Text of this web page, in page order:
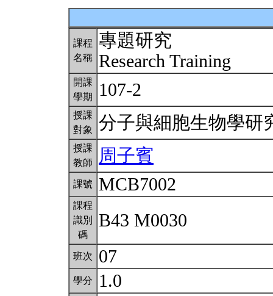
課程
名稱
專題研究
Research Training
開課
學期
107-2
授課
對象
分子與細胞生物學
授課
教師
周子賓
課號 MCB7002
課程
識別
碼
B43 M0030
班次 07
學分 1.0